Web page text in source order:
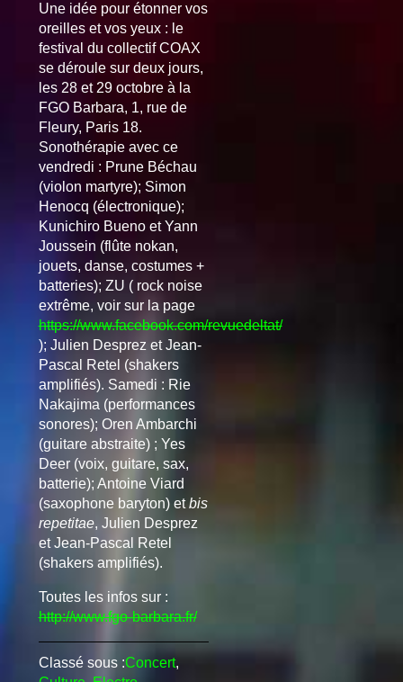
Une idée pour étonner vos
oreilles et vos yeux : le
festival du collectif COAX
se déroule sur deux jours,
les 28 et 29 octobre à la
FGO Barbara, 1, rue de
Fleury, Paris 18.
Sonothérapie avec ce
vendredi : Prune Béchau
(violon martyre); Simon
Henocq (électronique);
Kunichiro Bueno et Yann
Joussein (flûte nokan,
jouets, danse, costumes +
batteries); ZU ( rock noise
extrême, voir sur la page
https://www.facebook.com/revuedeltat/
); Julien Desprez etJean-
Pascal Retel (shakers
amplifiés). Samedi : Rie
Nakajima (performances
sonores); Oren Ambarchi
(guitare abstraite) ; Yes
Deer (voix, guitare, sax,
batterie); Antoine Viard
(saxophone baryton) etbis
repetitae, Julien Desprez
etJean-Pascal Retel
(shakers amplifiés).
Toutes les infos sur :
http://www.fgo-barbara.fr/
Classé sous :Concert,